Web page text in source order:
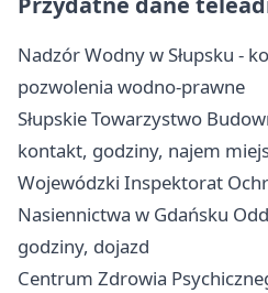
Nadzór Wodny w Słupsku -
pozwolenia wodno-prawne
Słupskie Towarzystwo
kontakt, godziny, najem
Wojewódzki Inspektorat
Nasiennictwa w Gdańsku
godziny, dojazd
Centrum Zdrowia